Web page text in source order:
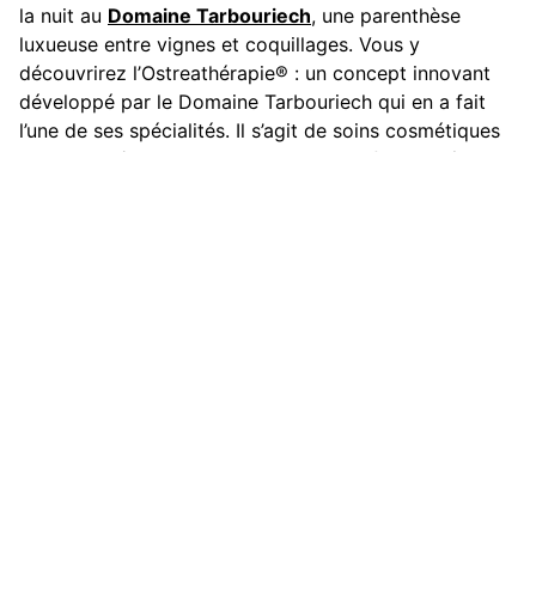
la nuit au Domaine Tarbouriech, une parenthèse
luxueuse entre vignes et coquillages. Vous y
découvrirez l’Ostreathérapie® : un concept innovant
développé par le Domaine Tarbouriech qui en a fait
l’une de ses spécialités. Il s’agit de soins cosmétiques
et de bien-être issus des principes actifs de l’huître,